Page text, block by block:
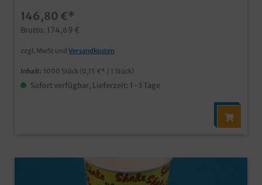
und SUP Logo Made in Germany ab 50.000 Stück auch
individuell bedruckbar
146,80 €*
Brutto: 174,69 €
zzgl. MwSt und Versandkosten
Inhalt: 1000 Stück (0,15 €* / 1 Stück)
Sofort verfügbar, Lieferzeit: 1-3 Tage